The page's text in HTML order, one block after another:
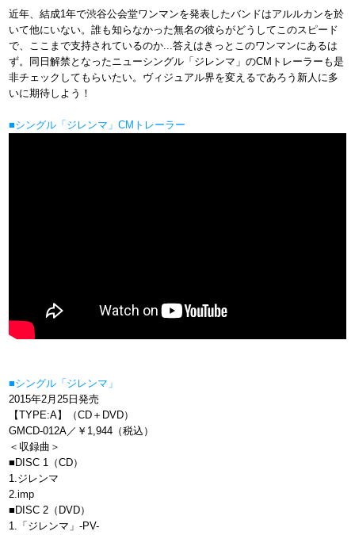
近年、結成1年で渋谷公会堂ワンマンを発表したバンドはアルルカンを於
いて他にいない。誰も知らなかった無名の彼らがどうしてこのスピード
で、ここまで支持されているのか...答えはきっとこのワンマンにあるは
ず。同日解禁となったニューシングル「ジレンマ」のCMトレーラーも是
非チェックしてもらいたい。ヴィジュアル界を変えるであろう新人に多
いに期待しよう！
■シングル「ジレンマ」CMトレーラー
■シングル「ジレンマ」
2015年2月25日発売
【TYPE:A】（CD＋DVD）
GMCD-012A／￥1,944（税込）
＜収録曲＞
■DISC 1（CD）
1.ジレンマ
2.imp
■DISC 2（DVD）
1.「ジレンマ」-PV-